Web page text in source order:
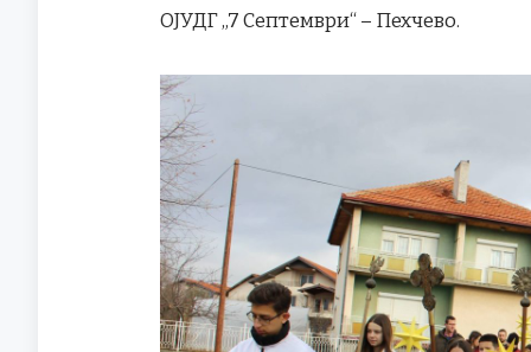
ОЈУДГ „7 Септември“ – Пехчево.